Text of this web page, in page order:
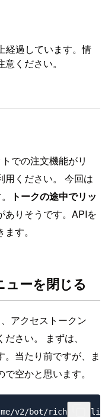
経過しています。情
ください。
での注文機能がリ
用ください。 今回は
トークの途中でリッ
ありそうです。APIを
す。
ューを閉じる
アクセストークン
さい。 まずは、
。当たり前ですが、ま
空かと思います。
v2/bot/richmenu/